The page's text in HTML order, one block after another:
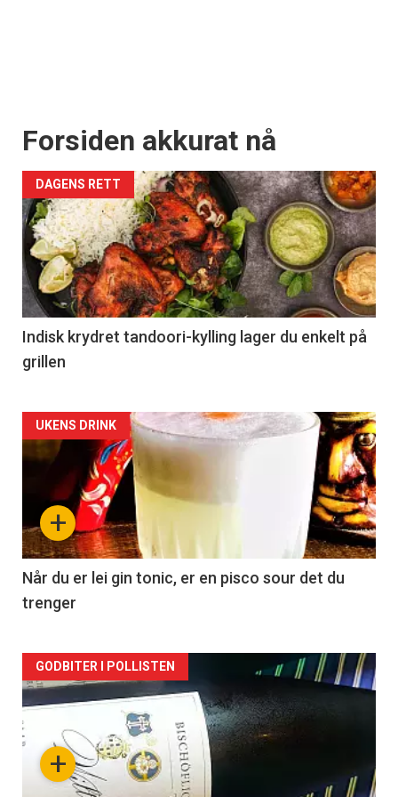
Forsiden akkurat nå
DAGENS RETT
Indisk krydret tandoori-kylling lager du enkelt på
grillen
Forsiden
akkurat
nå
-
2
+
UKENS DRINK
Når du er lei gin tonic, er en pisco sour det du
trenger
Forsiden
akkurat
nå+
GODBITER I POLLISTEN